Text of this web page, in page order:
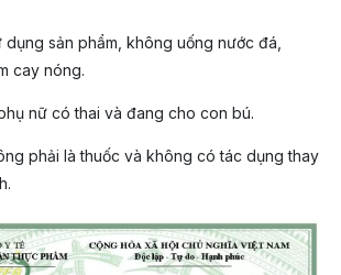
dụng sản phẩm, không uống nước đá,
cay nóng.
nữ có thai và đang cho con bú.
phải là thuốc và không có tác dụng thay